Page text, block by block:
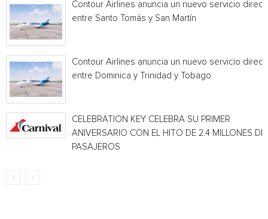
Contour Airlines anuncia un nuevo servicio
entre Santo Tomás y San Martín
Contour Airlines anuncia un nuevo servicio
entre Dominica y Trinidad y Tobago
CELEBRATION KEY CELEBRA SU PRIMER
ANIVERSARIO CON EL HITO DE 2.4 MILLONES DE
PASAJEROS